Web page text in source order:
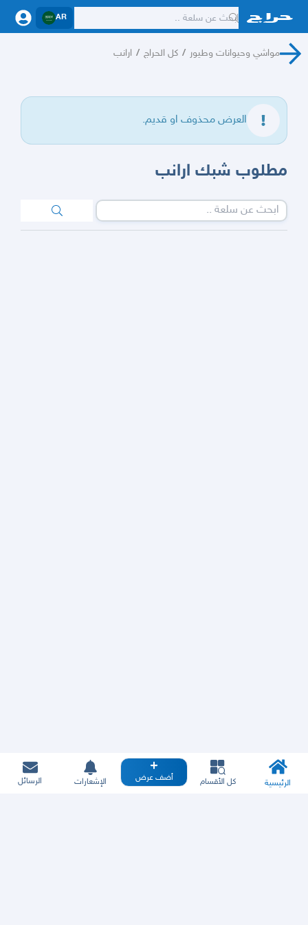
AR
مواشي وحيوانات وطيور / كل الحراج / ارانب
العرض محذوف او قديم.
مطلوب شبك ارانب
الرئيسية كل الأقسام أضف عرض الإشعارات الرسائل